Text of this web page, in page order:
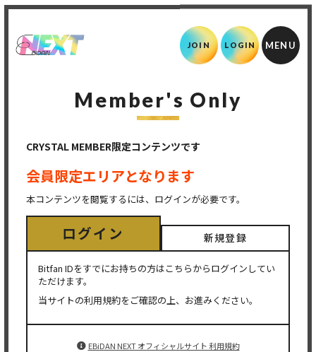
JOIN LOGIN
Member's Only
CRYSTAL MEMBER限定コンテンツです
会員限定エリアとなります
本コンテンツを閲覧するには、ログインが必要です。
ログイン 新規登録
Bitfan IDをすでにお持ちの方はこちらからログインしてい
ただけます。
当サイトの利用規約をご確認の上、お進みください。
EBiDAN NEXT オフィシャルサイト 利用規約